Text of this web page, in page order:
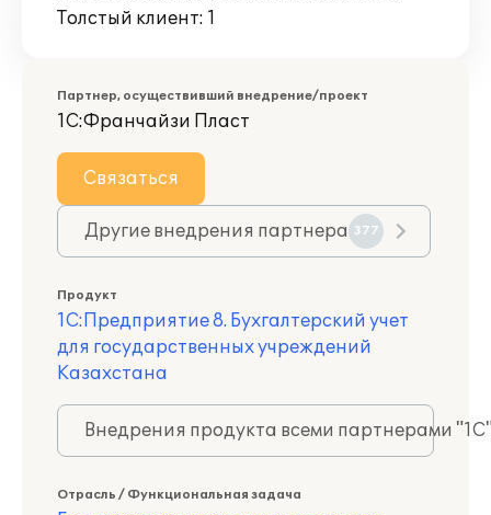
Толстый клиент: 1
Партнер, осуществивший внедрение/проект
1С:Франчайзи Пласт
Связаться
Другие внедрения партнера 377
Продукт
1С:Предприятие 8. Бухгалтерский учет
для государственных учреждений
Казахстана
Внедрения продукта всеми партнерами
Отрасль / Функциональная задача